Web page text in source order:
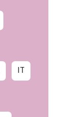
IT